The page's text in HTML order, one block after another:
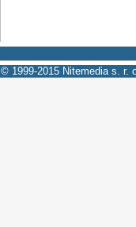
© 1999-2015 Nitemedia s. r.